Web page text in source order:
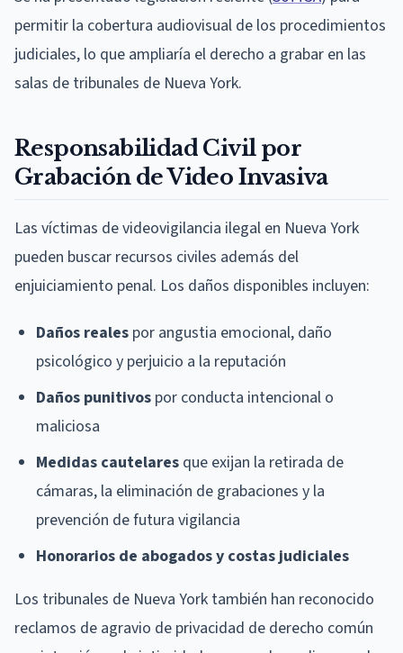
permitir la cobertura audiovisual de los procedimientos
judiciales, lo que ampliaría el derecho a grabar en las
salas de tribunales de Nueva York.
Responsabilidad Civil por
Grabación de Video Invasiva
Las víctimas de videovigilancia ilegal en Nueva York
pueden buscar recursos civiles además del
enjuiciamiento penal. Los daños disponibles incluyen:
Daños reales por angustia emocional, daño
psicológico y perjuicio a la reputación
Daños punitivos por conducta intencional o
maliciosa
Medidas cautelares que exijan la retirada de
cámaras, la eliminación de grabaciones y la
prevención de futura vigilancia
Honorarios de abogados y costas judiciales
Los tribunales de Nueva York también han reconocido
reclamos de agravio de privacidad de derecho común